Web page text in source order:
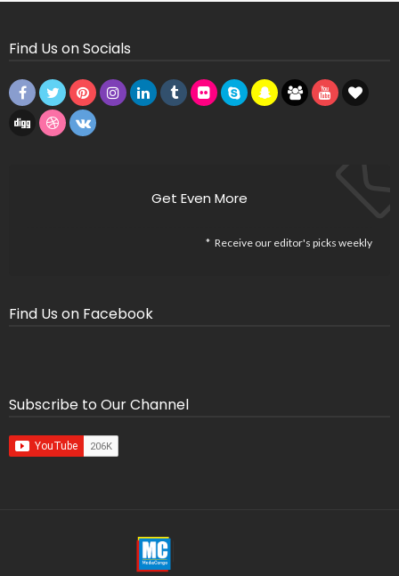
Find Us on Socials
Get Even More
Receive our editor's picks weekly
Find Us on Facebook
Subscribe to Our Channel